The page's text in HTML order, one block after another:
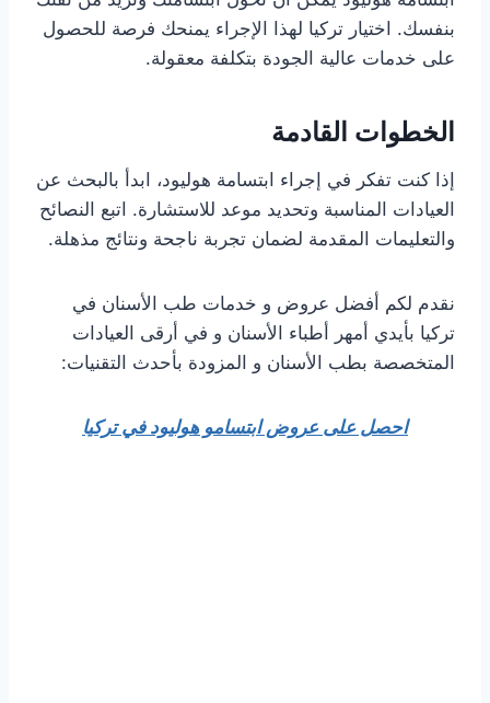
بنفسك. اختيار تركيا لهذا الإجراء يمنحك فرصة للحصول
على خدمات عالية الجودة بتكلفة معقولة.
الخطوات القادمة
إذا كنت تفكر في إجراء ابتسامة هوليود، ابدأ بالبحث عن
العيادات المناسبة وتحديد موعد للاستشارة. اتبع النصائح
والتعليمات المقدمة لضمان تجربة ناجحة ونتائج مذهلة.
نقدم لكم أفضل عروض و خدمات طب الأسنان في
تركيا بأيدي أمهر أطباء الأسنان و في أرقى العيادات
المتخصصة بطب الأسنان و المزودة بأحدث التقنيات:
احصل على عروض ابتسامو هوليود في تركيا